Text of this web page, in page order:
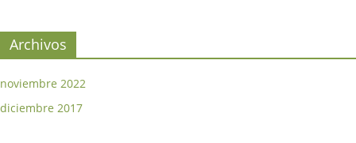
Archivos
noviembre 2022
diciembre 2017